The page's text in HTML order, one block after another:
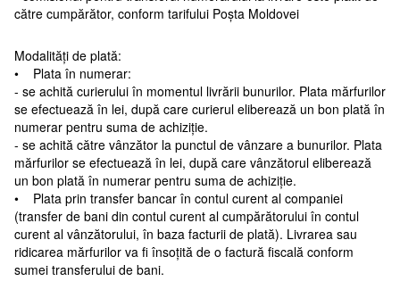
către cumpărător, conform tarifului Poșta Moldovei
Modalități de plată:
• Plata în numerar:
- se achită curierului în momentul livrării bunurilor. Plata mărfurilor
se efectuează în lei, după care curierul eliberează un bon plată în
numerar pentru suma de achiziție.
- se achită către vânzător la punctul de vânzare a bunurilor. Plata
mărfurilor se efectuează în lei, după care vânzătorul eliberează
un bon plată în numerar pentru suma de achiziție.
• Plata prin transfer bancar în contul curent al companiei
(transfer de bani din contul curent al cumpărătorului în contul
curent al vânzătorului, în baza facturii de plată). Livrarea sau
ridicarea mărfurilor va fi însoțită de o factură fiscală conform
sumei transferului de bani.